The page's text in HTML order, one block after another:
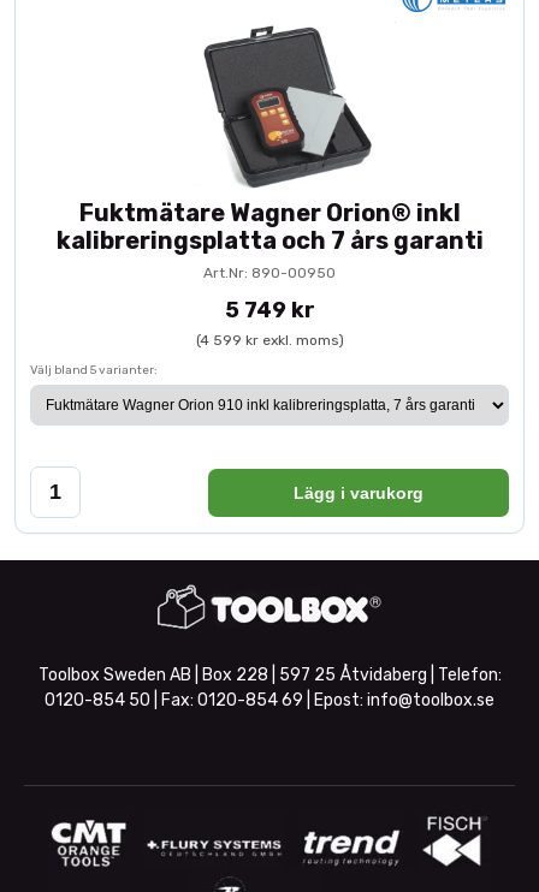
Fuktmätare Wagner Orion® inkl
kalibreringsplatta och 7 års garanti
Art.Nr: 890-00950
5 749 kr
(4 599 kr exkl. moms)
Välj bland 5 varianter:
Lägg i varukorg
Toolbox Sweden AB | Box 228 | 597 25 Åtvidaberg | Telefon:
0120-854 50 | Fax: 0120-854 69 | Epost: info@toolbox.se